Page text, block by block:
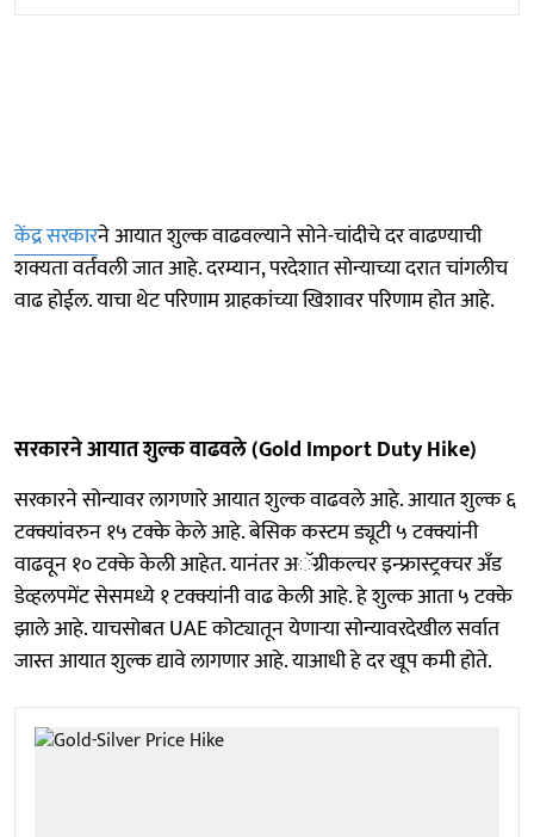
केंद्र सरकारने आयात शुल्क वाढवल्याने सोने-चांदीचे दर वाढण्याची
शक्यता वर्तवली जात आहे. दरम्यान, परदेशात सोन्याच्या दरात चांगलीच
वाढ होईल. याचा थेट परिणाम ग्राहकांच्या खिशावर परिणाम होत आहे.
सरकारने आयात शुल्क वाढवले (Gold Import Duty Hike)
सरकारने सोन्यावर लागणारे आयात शुल्क वाढवले आहे. आयात शुल्क ६
टक्क्यांवरुन १५ टक्के केले आहे. बेसिक कस्टम ड्यूटी ५ टक्क्यांनी
वाढवून १० टक्के केली आहेत. यानंतर अॅग्रीकल्चर इन्फ्रास्ट्रक्चर अँड
डेव्हलपमेंट सेसमध्ये १ टक्क्यांनी वाढ केली आहे. हे शुल्क आता ५ टक्के
झाले आहे. याचसोबत UAE कोट्यातून येणाऱ्या सोन्यावरदेखील सर्वात
जास्त आयात शुल्क द्यावे लागणार आहे. याआधी हे दर खूप कमी होते.